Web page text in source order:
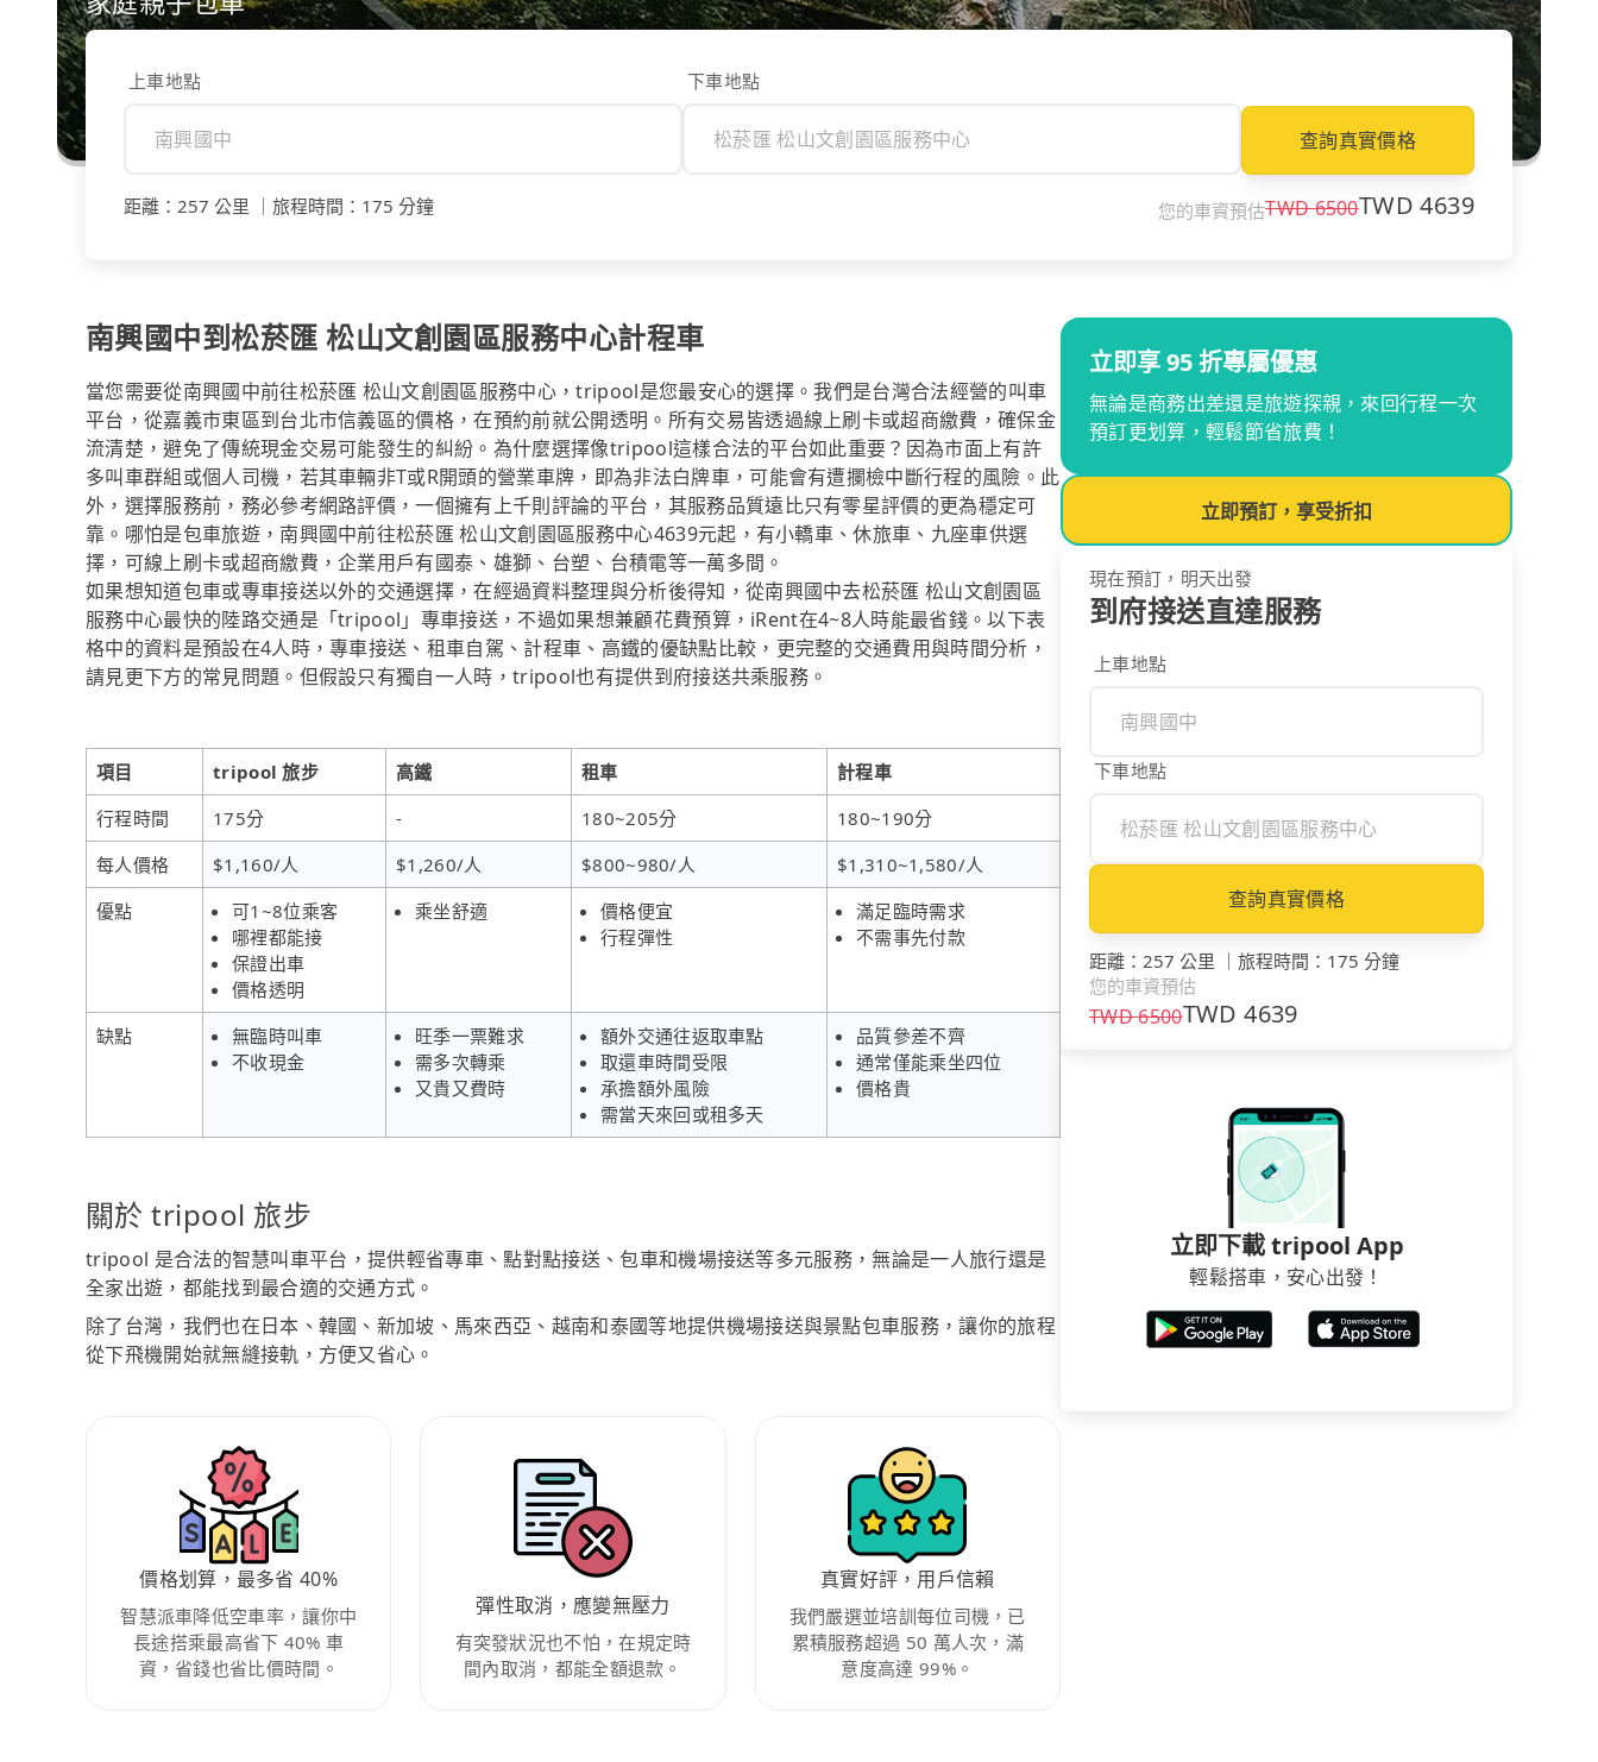
上車地點 下車地點
查詢真實價格
距離 ： 257 公里 旅程時間 ： 175 分鐘 您的車資預估TWD6500TWD4639
南興國中到松菸匯 松山文創園區服務中心計程車
當您需要從南興國中前往松菸匯 松山文創園區服務中心，tripool是您最安心的選擇。我們是台灣合法經營的叫車
平台，從嘉義市東區到台北市信義區的價格，在預約前就公開透明。所有交易皆透過線上刷卡或超商繳費，確保金
流清楚，避免了傳統現金交易可能發生的糾紛。為什麼選擇像tripool這樣合法的平台如此重要？因為市面上有許
多叫車群組或個人司機，若其車輛非T或R開頭的營業車牌，即為非法白牌車，可能會有遭攔檢中斷行程的風險。此
外，選擇服務前，務必參考網路評價，一個擁有上千則評論的平台，其服務品質遠比只有零星評價的更為穩定可
靠。哪怕是包車旅遊，南興國中前往松菸匯 松山文創園區服務中心4639元起，有小轎車、休旅車、九座車供選
擇，可線上刷卡或超商繳費，企業用戶有國泰、雄獅、台塑、台積電等一萬多間。
如果想知道包車或專車接送以外的交通選擇，在經過資料整理與分析後得知，從南興國中去松菸匯 松山文創園區
服務中心最快的陸路交通是「tripool」專車接送，不過如果想兼顧花費預算，iRent在4~8人時能最省錢。以下表
格中的資料是預設在4人時，專車接送、租車自駕、計程車、高鐵的優缺點比較，更完整的交通費用與時間分析，
請見更下方的常見問題。但假設只有獨自一人時，tripool也有提供到府接送共乘服務。
項目 tripool 旅步 高鐵 租車
計程車
行程時間
175分 - 180~205分
180~190分
每人價格
$1,160/人 $1,260/人 $800~980/人
$1,310~1,580/人
優點
可1~8位乘客
哪裡都能接
保證出車
價格透明
乘坐舒適
價格便宜
行程彈性
滿足臨時需求
不需事先付款
缺點
無臨時叫車
不收現金
旺季一票難求
需多次轉乘
又貴又費時
額外交通往返取車點
取還車時間受限
承擔額外風險
需當天來回或租多天
品質參差不齊
通常僅能乘坐四位
價格貴
關於 tripool 旅步
tripool 是合法的智慧叫車平台，提供輕省專車、點對點接送、包車和機場接送等多元服務，無論是一人旅行還是
全家出遊，都能找到最合適的交通方式。
除了台灣，我們也在日本、韓國、新加坡、馬來西亞、越南和泰國等地提供機場接送與景點包車服務，讓你的旅程
從下飛機開始就無縫接軌，方便又省心。
價格划算，最多省 40%
智慧派車降低空車率，讓你中
長途搭乘最高省下 40% 車
資，省錢也省比價時間。
彈性取消，應變無壓力
有突發狀況也不怕，在規定時
間內取消，都能全額退款。
真實好評，用戶信賴
我們嚴選並培訓每位司機，已
累積服務超過 50 萬人次，滿
意度高達 99%。
立即享 95 折專屬優惠
無論是商務出差還是旅遊探親，來回行程一次
預訂更划算，輕鬆節省旅費！
立即預訂，享受折扣
現在預訂，明天出發
到府接送直達服務
上車地點
下車地點
查詢真實價格
距離 ： 257 公里 ｜ 旅程時間 ： 175 分鐘
您的車資預估
TWD6500TWD4639
立即下載 tripool App
輕鬆搭車，安心出發！